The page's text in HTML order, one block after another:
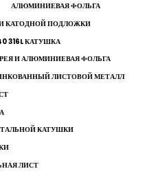
АЛЮМИНИЕВАЯ ФОЛЬГА
КАТОДНОЙ ПОДЛОЖКИ
316L КАТУШКА
И АЛЮМИНИЕВАЯ ФОЛЬГА
ЛИСТОВОЙ МЕТАЛЛ
КАТУШКИ
ЛИСТ